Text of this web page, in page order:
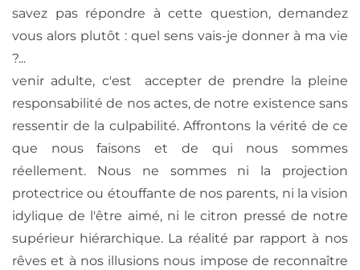
savez pas répondre à cette question, demandez
vous alors plutôt : quel sens vais-je donner à ma vie
?...
venir adulte, c'est accepter de prendre la pleine
responsabilité de nos actes, de notre existence sans
ressentir de la culpabilité. Affrontons la vérité de ce
que nous faisons et de qui nous sommes
réellement. Nous ne sommes ni la projection
protectrice ou étouffante de nos parents, ni la vision
idylique de l'être aimé, ni le citron pressé de notre
supérieur hiérarchique. La réalité par rapport à nos
rêves et à nos illusions nous impose de reconnaître